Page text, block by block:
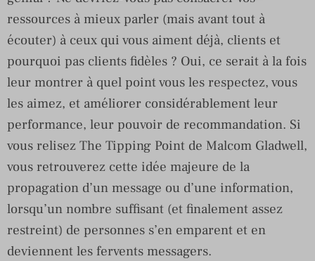
ressources à mieux parler (mais avant tout à
écouter) à ceux qui vous aiment déjà, clients et
pourquoi pas clients fidèles ? Oui, ce serait à la fois
leur montrer à quel point vous les respectez, vous
les aimez, et améliorer considérablement leur
performance, leur pouvoir de recommandation. Si
vous relisez The Tipping Point de Malcom Gladwell,
vous retrouverez cette idée majeure de la
propagation d’un message ou d’une information,
lorsqu’un nombre suffisant (et finalement assez
restreint) de personnes s’en emparent et en
deviennent les fervents messagers.